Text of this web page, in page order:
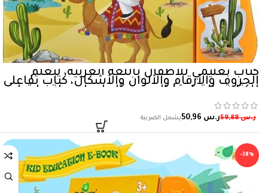
كتاب تعليمي للأطفال باللغة العربية، لتعلم
الحروف والأرقام والألوان والأشكال، كتاب تفاعلي
للكتابة والقراءة والسمع، ألعاب لمرحلة ما قبل
المدرسة، قطعة واحدة من كاستويف
ر.س59,88 ر.س
-38%